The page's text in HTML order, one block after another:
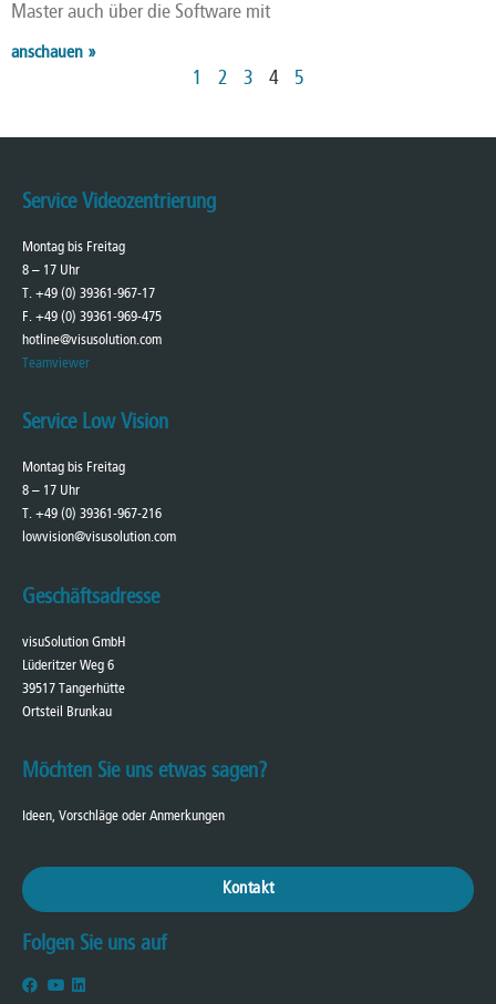
Master auch über die Software mit
anschauen »
1 2 3 4 5
Service Videozentrierung
Montag bis Freitag
8 – 17 Uhr
T. +49 (0) 39361-967-17
F. +49 (0) 39361-969-475
hotline@visusolution.com
Teamviewer
Service Low Vision
Montag bis Freitag
8 – 17 Uhr
T. +49 (0) 39361-967-216
lowvision@visusolution.com
Geschäftsadresse
visuSolution GmbH
Lüderitzer Weg 6
39517 Tangerhütte
Ortsteil Brunkau
Möchten Sie uns etwas sagen?
Ideen, Vorschläge oder Anmerkungen
Kontakt
Folgen Sie uns auf